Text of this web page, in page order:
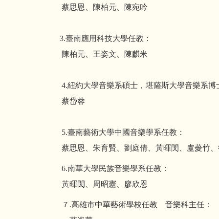
蔡思恩、陳柏元、陳宛吟
3.臺南應用科技大學任教：
陳柏元、王姿文、陳麒米
4.紐約大學音樂系碩士，堪薩斯大學音樂系博
蔡岱蓉
5.臺南藝術大學中國音樂學系任教：
蔡思恩、朱育賢、劉庭倩、黃暉閔、盧薆竹
6.南華大學民族音樂學系任教：
黃暉閔、周昭憲、廖欣恩
７.高雄市中華藝術學校任教 音樂科主任：